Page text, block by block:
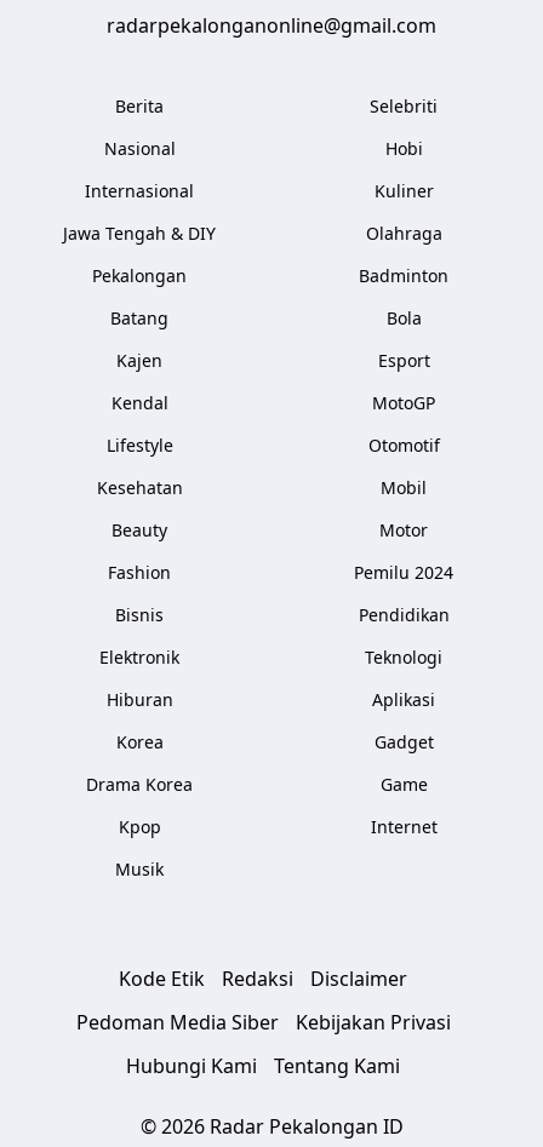
radarpekalonganonline@gmail.com
Berita
Nasional
Internasional
Jawa Tengah & DIY
Pekalongan
Batang
Kajen
Kendal
Lifestyle
Kesehatan
Beauty
Fashion
Bisnis
Elektronik
Hiburan
Korea
Drama Korea
Kpop
Musik
Selebriti
Hobi
Kuliner
Olahraga
Badminton
Bola
Esport
MotoGP
Otomotif
Mobil
Motor
Pemilu 2024
Pendidikan
Teknologi
Aplikasi
Gadget
Game
Internet
Kode Etik Redaksi
Disclaimer
Pedoman Media Siber
Kebijakan Privasi
Hubungi Kami
Tentang Kami
© 2026 Radar Pekalongan ID